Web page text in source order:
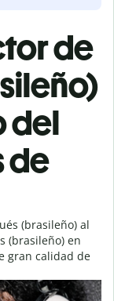
de
del
de
(brasileño) al
(brasileño) en
gran calidad de